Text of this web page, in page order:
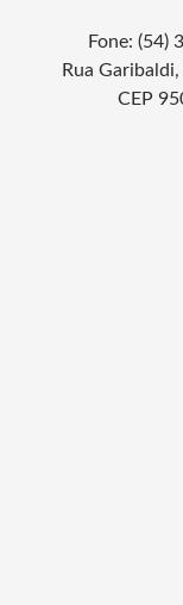
Fone: (54)
Rua
CEP